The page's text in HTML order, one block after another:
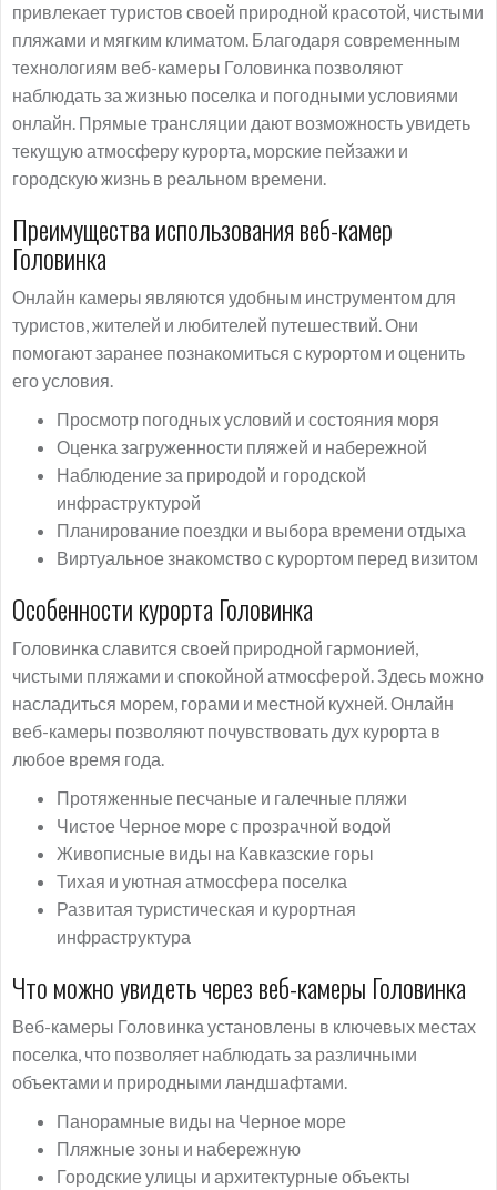
привлекает туристов своей природной красотой, чистыми
пляжами и мягким климатом. Благодаря современным
технологиям веб-камеры Головинка позволяют
наблюдать за жизнью поселка и погодными условиями
онлайн. Прямые трансляции дают возможность увидеть
текущую атмосферу курорта, морские пейзажи и
городскую жизнь в реальном времени.
Преимущества использования веб-камер
Головинка
Онлайн камеры являются удобным инструментом для
туристов, жителей и любителей путешествий. Они
помогают заранее познакомиться с курортом и оценить
его условия.
Просмотр погодных условий и состояния моря
Оценка загруженности пляжей и набережной
Наблюдение за природой и городской
инфраструктурой
Планирование поездки и выбора времени отдыха
Виртуальное знакомство с курортом перед визитом
Особенности курорта Головинка
Головинка славится своей природной гармонией,
чистыми пляжами и спокойной атмосферой. Здесь можно
насладиться морем, горами и местной кухней. Онлайн
веб-камеры позволяют почувствовать дух курорта в
любое время года.
Протяженные песчаные и галечные пляжи
Чистое Черное море с прозрачной водой
Живописные виды на Кавказские горы
Тихая и уютная атмосфера поселка
Развитая туристическая и курортная
инфраструктура
Что можно увидеть через веб-камеры Головинка
Веб-камеры Головинка установлены в ключевых местах
поселка, что позволяет наблюдать за различными
объектами и природными ландшафтами.
Панорамные виды на Черное море
Пляжные зоны и набережную
Городские улицы и архитектурные объекты